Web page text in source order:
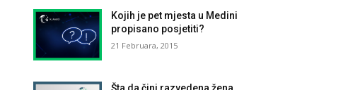
Kojih je pet mjesta u Medini
propisano posjetiti?
21 Februara, 2015